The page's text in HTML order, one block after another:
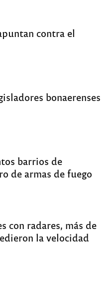
contra el
bonaerenses
barrios de
de armas de fuego
con radares, más de
la velocidad